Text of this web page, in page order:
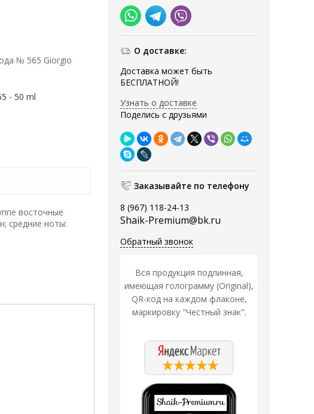
О доставке:
Доставка может быть
БЕСПЛАТНОЙ!
Узнать о доставке
Поделись с друзьями
Заказывайте по телефону
8 (967) 118-24-13
Shaik-Premium@bk.ru
Обратный звонок
Вся продукция подлинная,
имеющая голограмму (Original),
QR-код на каждом флаконе,
маркировку "Честный знак".
№ 565 Giorgio
- 50 ml
восточные
средние ноты: